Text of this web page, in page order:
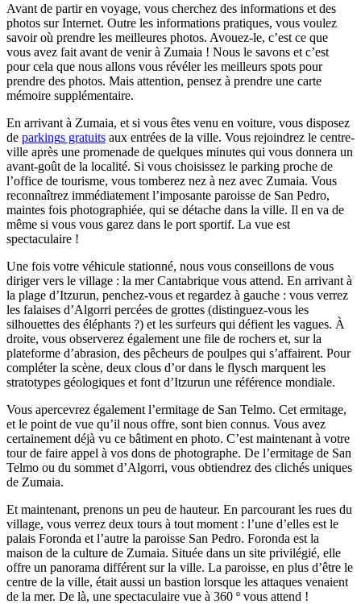
Avant de partir en voyage, vous cherchez des informations et des
photos sur Internet. Outre les informations pratiques, vous voulez
savoir où prendre les meilleures photos. Avouez-le, c’est ce que
vous avez fait avant de venir à Zumaia ! Nous le savons et c’est
pour cela que nous allons vous révéler les meilleurs spots pour
prendre des photos. Mais attention, pensez à prendre une carte
mémoire supplémentaire.
En arrivant à Zumaia, et si vous êtes venu en voiture, vous disposez
de parkings gratuits aux entrées de la ville. Vous rejoindrez le centre-
ville après une promenade de quelques minutes qui vous donnera un
avant-goût de la localité. Si vous choisissez le parking proche de
l’office de tourisme, vous tomberez nez à nez avec Zumaia. Vous
reconnaîtrez immédiatement l’imposante paroisse de San Pedro,
maintes fois photographiée, qui se détache dans la ville. Il en va de
même si vous vous garez dans le port sportif. La vue est
spectaculaire !
Une fois votre véhicule stationné, nous vous conseillons de vous
diriger vers le village : la mer Cantabrique vous attend. En arrivant à
la plage d’Itzurun, penchez-vous et regardez à gauche : vous verrez
les falaises d’Algorri percées de grottes (distinguez-vous les
silhouettes des éléphants ?) et les surfeurs qui défient les vagues. À
droite, vous observerez également une file de rochers et, sur la
plateforme d’abrasion, des pêcheurs de poulpes qui s’affairent. Pour
compléter la scène, deux clous d’or dans le flysch marquent les
stratotypes géologiques et font d’Itzurun une référence mondiale.
Vous apercevrez également l’ermitage de San Telmo. Cet ermitage,
et le point de vue qu’il nous offre, sont bien connus. Vous avez
certainement déjà vu ce bâtiment en photo. C’est maintenant à votre
tour de faire appel à vos dons de photographe. De l’ermitage de San
Telmo ou du sommet d’Algorri, vous obtiendrez des clichés uniques
de Zumaia.
Et maintenant, prenons un peu de hauteur. En parcourant les rues du
village, vous verrez deux tours à tout moment : l’une d’elles est le
palais Foronda et l’autre la paroisse San Pedro. Foronda est la
maison de la culture de Zumaia. Située dans un site privilégié, elle
offre un panorama différent sur la ville. La paroisse, en plus d’être le
centre de la ville, était aussi un bastion lorsque les attaques venaient
de la mer. De là, une spectaculaire vue à 360 º vous attend !